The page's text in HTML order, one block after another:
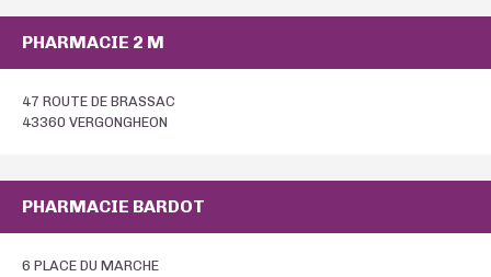
PHARMACIE 2 M
47 ROUTE DE BRASSAC
43360 VERGONGHEON
PHARMACIE BARDOT
6 PLACE DU MARCHE